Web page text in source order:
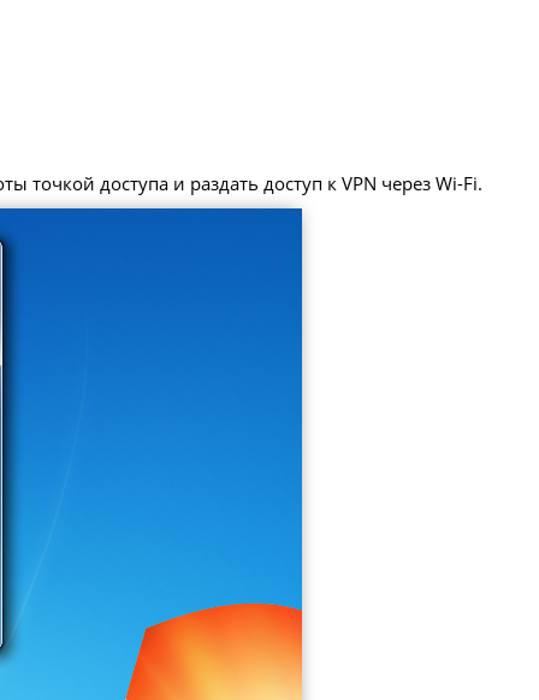
доступа и раздать доступ к VPN через Wi-Fi.